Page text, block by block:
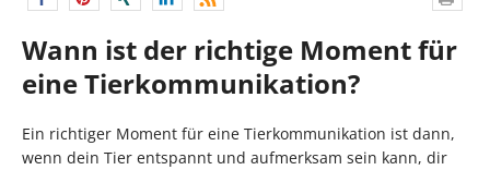
Wann ist der richtige Moment für
eine Tierkommunikation?
Ein richtiger Moment für eine Tierkommunikation ist dann,
wenn dein Tier entspannt und aufmerksam sein kann, dir